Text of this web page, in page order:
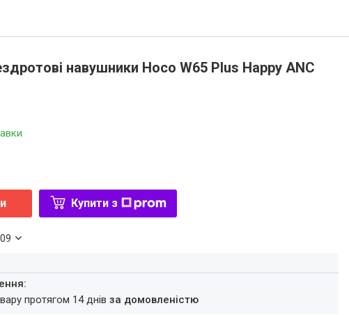
навушники Hoco W65 Plus Happy ANC
Купити з
протягом 14 днівза домовленістю